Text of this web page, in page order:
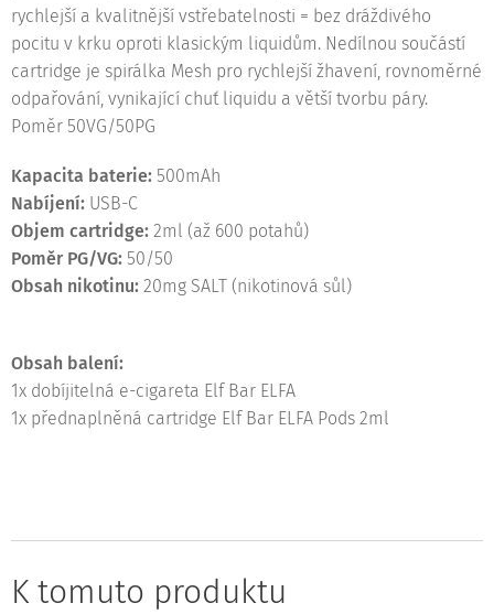
rychlejší a kvalitnější vstřebatelnosti = bez dráždivého
pocitu v krku oproti klasickým liquidům. Nedílnou součástí
cartridge je spirálka Mesh pro rychlejší žhavení, rovnoměrné
odpařování, vynikající chuť liquidu a větší tvorbu páry.
Poměr 50VG/50PG
Kapacita baterie: 500mAh
Nabíjení: USB-C
Objem cartridge: 2ml (až 600 potahů)
Poměr PG/VG: 50/50
Obsah nikotinu: 20mg SALT (nikotinová sůl)
Obsah balení:
1x dobíjitelná e-cigareta Elf Bar ELFA
1x přednaplněná cartridge Elf Bar ELFA Pods 2ml
K tomuto produktu